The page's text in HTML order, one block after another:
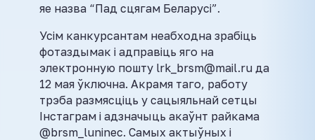
яе назва “Пад сцягам Беларусі”.
Усім канкурсантам неабходна зрабіць
фотаздымак і адправіць яго на
электронную пошту lrk_brsm@mail.ru да
12 мая ўключна. Акрамя таго, работу
трэба размясціць у сацыяльнай сетцы
Інстаграм і адзначыць акаўнт райкама
@brsm_luninec. Самых актыўных і